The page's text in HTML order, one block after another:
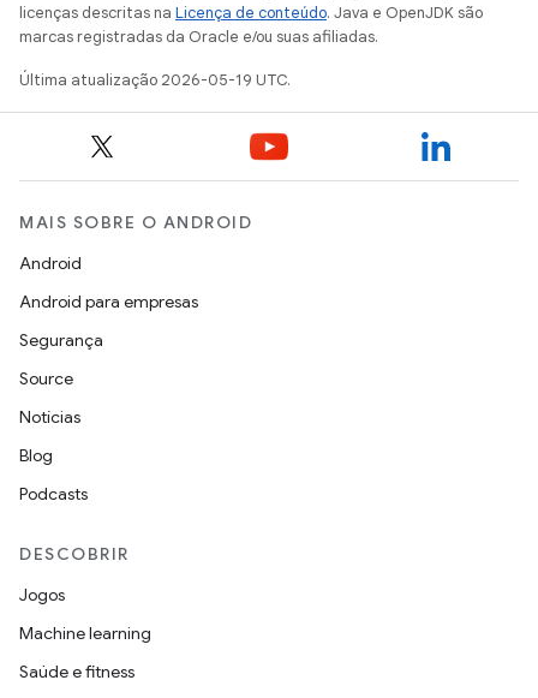
licenças descritas na Licença de conteúdo. Java e OpenJDK são
marcas registradas da Oracle e/ou suas afiliadas.
Última atualização 2026-05-19 UTC.
MAIS SOBRE O ANDROID
Android
Android para empresas
Segurança
Source
Notícias
Blog
Podcasts
DESCOBRIR
Jogos
Machine learning
Saúde e fitness